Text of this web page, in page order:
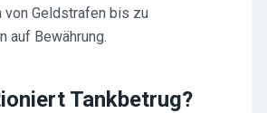
von Geldstrafen bis zu
auf Bewährung.
Tankbetrug?